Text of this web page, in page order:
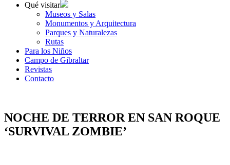
Qué visitar
Museos y Salas
Monumentos y Arquitectura
Parques y Naturalezas
Rutas
Para los Niños
Campo de Gibraltar
Revistas
Contacto
NOCHE DE TERROR EN SAN ROQUE
‘SURVIVAL ZOMBIE’